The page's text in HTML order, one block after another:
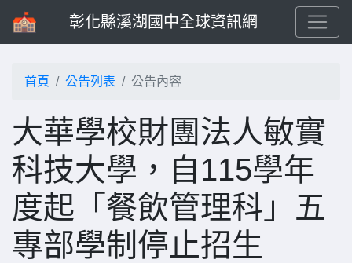
彰化縣溪湖國中全球資訊網
首頁 公告列表 公告內容
大華學校財團法人敏實
科技大學，自115學年
度起「餐飲管理科」五
專部學制停止招生